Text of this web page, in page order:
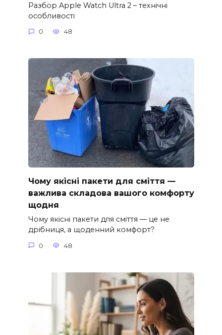
Разбор Apple Watch Ultra 2 – технічні
особливості
0 48
Чому якісні пакети для сміття —
важлива складова вашого комфорту
щодня
Чому якісні пакети для сміття — це не
дрібниця, а щоденний комфорт?
0 48